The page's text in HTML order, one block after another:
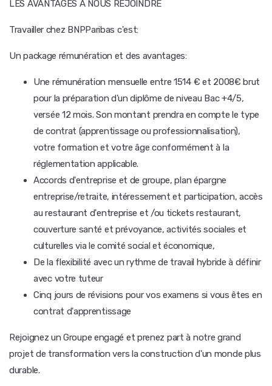
LES AVANTAGES A NOUS REJOINDRE
Travailler chez BNPParibas c'est:
Un package rémunération et des avantages:
Une rémunération mensuelle entre 1514 € et 2008€ brut
pour la préparation d'un diplôme de niveau Bac +4/5,
versée 12 mois. Son montant prendra en compte le type
de contrat (apprentissage ou professionnalisation),
votre formation et votre âge conformément à la
réglementation applicable.
Accords d'entreprise et de groupe, plan épargne
entreprise/retraite, intéressement et participation, accès
au restaurant d'entreprise et /ou tickets restaurant,
couverture santé et prévoyance, activités sociales et
culturelles via le comité social et économique,
De la flexibilité avec un rythme de travail hybride à définir
avec votre tuteur
Cinq jours de révisions pour vos examens si vous êtes en
contrat d'apprentissage
Rejoignez un Groupe engagé et prenez part à notre grand
projet de transformation vers la construction d'un monde plus
durable.